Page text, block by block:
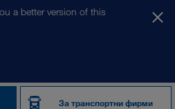
a better version of this
За транспортни фирми